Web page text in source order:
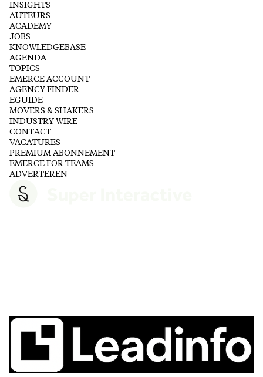
INSIGHTS
AUTEURS
ACADEMY
JOBS
KNOWLEDGEBASE
AGENDA
TOPICS
EMERCE ACCOUNT
AGENCY FINDER
EGUIDE
MOVERS & SHAKERS
INDUSTRY WIRE
CONTACT
VACATURES
PREMIUM ABONNEMENT
EMERCE FOR TEAMS
ADVERTEREN